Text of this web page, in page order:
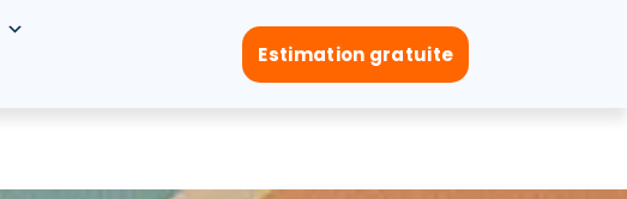
Estimation gratuite